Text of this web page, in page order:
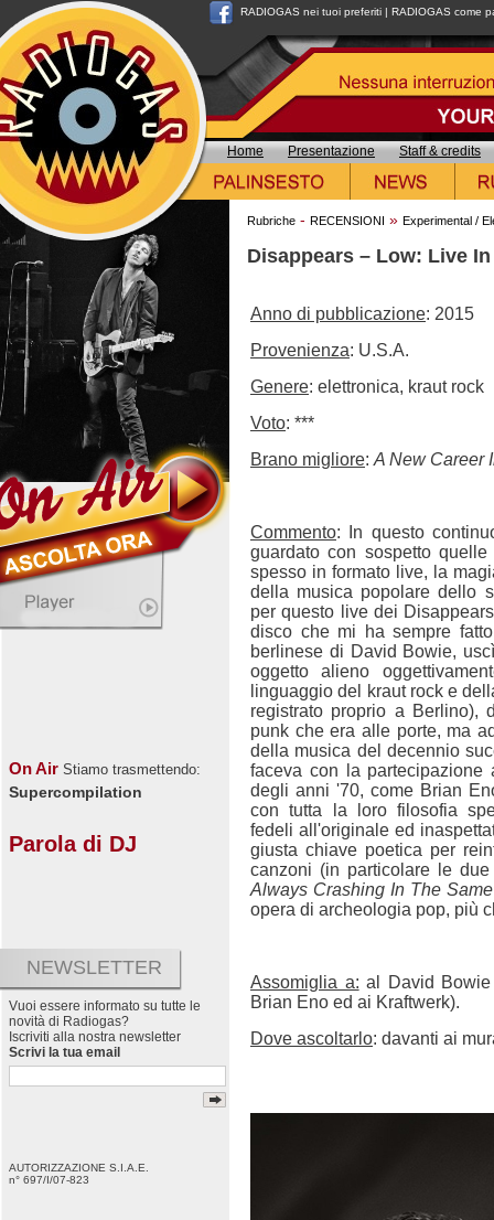
RADIOGAS nei tuoi preferiti | RADIOGAS come
Home Presentazione Staff & credits
On Air Stiamo trasmettendo:
Supercompilation
Parola di DJ
NEWSLETTER
Vuoi essere informato su tutte le
novità di Radiogas?
Iscriviti alla nostra newsletter
Scrivi la tua email
AUTORIZZAZIONE S.I.A.E.
n° 697/I/07-823
Rubriche - RECENSIONI » Experimental /
Disappears – Low: Live
Anno di pubblicazione: 2015
Provenienza: U.S.A.
Genere: elettronica, kraut rock
Voto: ***
Brano migliore: A New Career
Commento: In questo
guardato con sospetto
spesso in formato live, la
della musica popolare dello
per questo live dei
disco che mi ha sempre
berlinese di David Bowie,
oggetto alieno
linguaggio del kraut rock e
registrato proprio a Berlino),
punk che era alle porte, ma
della musica del decennio
faceva con la
degli anni '70, come Brian
con tutta la loro filosofia
fedeli all'originale ed
giusta chiave poetica per
canzoni (in particolare le
Always Crashing In The
opera di archeologia pop, più
Assomiglia a: al David
Brian Eno ed ai Kraftwerk).
Dove ascoltarlo: davanti ai